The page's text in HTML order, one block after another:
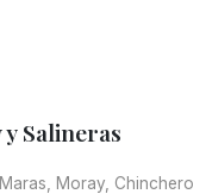
Salineras
Maras, Moray, Chinchero